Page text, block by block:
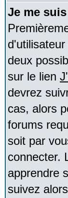
Je me
deux
sur le lien
devrez
cas, alors
forums
soit par
connecter.
apprendre
suivez